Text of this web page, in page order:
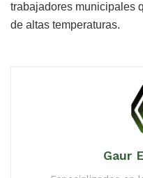
trabajadores municipales
de altas temperaturas.
Gaur